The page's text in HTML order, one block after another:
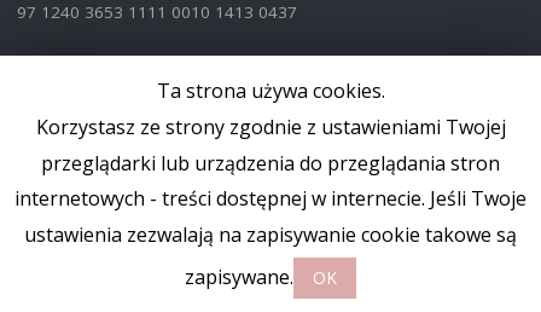
97 1240 3653 1111 0010 1413 0437
OPARTE NASEPTERA& WORDPRESS.
Ta strona używa cookies.
Korzystasz ze strony zgodnie z ustawieniami Twojej
przeglądarki lub urządzenia do przeglądania stron
internetowych - treści dostępnej w internecie. Jeśli Twoje
ustawienia zezwalają na zapisywanie cookie takowe są
zapisywane.
OK